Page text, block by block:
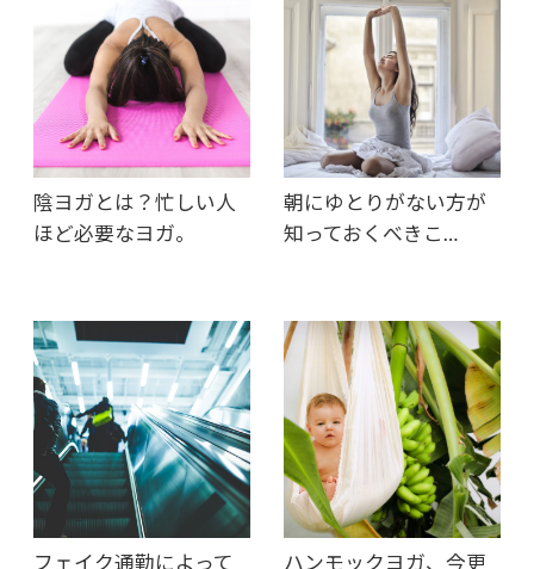
陰ヨガとは？忙しい人
ほど必要なヨガ。
朝にゆとりがない方が
知っておくべきこ…
フェイク通勤によって
ハンモックヨガ、今更